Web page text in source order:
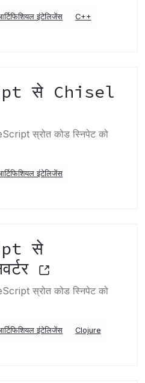
इंटेलिजेंस
C++
से Chisel
स्रोत कोड स्निपेट को
इंटेलिजेंस
से
स्रोत कोड स्निपेट को
इंटेलिजेंस
Clojure